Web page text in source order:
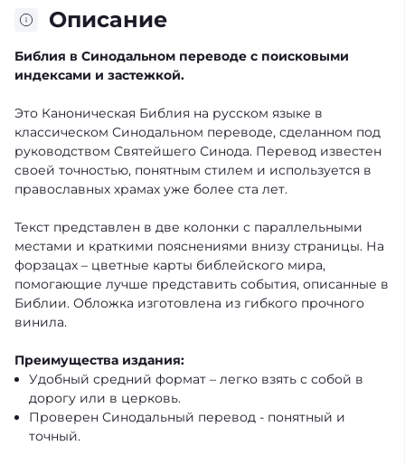
Описание
Библия в Синодальном переводе с поисковыми
индексами и застежкой.
Это Каноническая Библия на русском языке в
классическом Синодальном переводе, сделанном под
руководством Святейшего Синода. Перевод известен
своей точностью, понятным стилем и используется в
православных храмах уже более ста лет.
Текст представлен в две колонки с параллельными
местами и краткими пояснениями внизу страницы. На
форзацах – цветные карты библейского мира,
помогающие лучше представить события, описанные в
Библии. Обложка изготовлена ​​из гибкого прочного
винила.
Преимущества издания:
Удобный средний формат – легко взять с собой в
дорогу или в церковь.
Проверен Синодальный перевод - понятный и
точный.